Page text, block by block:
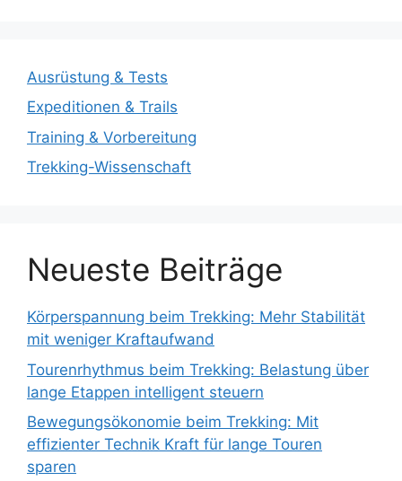
Ausrüstung & Tests
Expeditionen & Trails
Training & Vorbereitung
Trekking-Wissenschaft
Neueste Beiträge
Körperspannung beim Trekking: Mehr Stabilität
mit weniger Kraftaufwand
Tourenrhythmus beim Trekking: Belastung über
lange Etappen intelligent steuern
Bewegungsökonomie beim Trekking: Mit
effizienter Technik Kraft für lange Touren
sparen